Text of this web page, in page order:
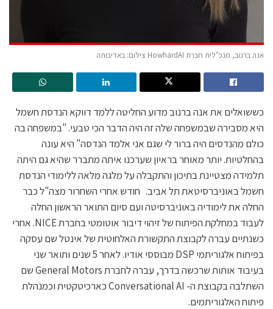
אנה ברנוב, מנכ"לית חברת HowhardAI צילום: באדיבותה
כששואלים את אנה ברנוב מדוע החליטה ללמד דווקא הנדסת חשמל
היא מסבירה שבמשפחה שלה זה היה הדבר הכי טבעי. "במשפחה בה
כולם מהנדסים היה ברור לי שגם אני אלמד הנדסה" היא עונה
בהחלטיות. יותר מאוחר בראיון שערכנו איתה מתברר שהיא גם היתה
תלמידה מצטיינת בתיכון והתקבלה על מלגה מלאה ללימודי הנדסת
חשמל באוניברסיטאת תל אביב. חודש אחרי השחרור מצה"ל כבר
החלה את לימודיה באוניברסיטה ועם סיום התואר הראשון החלה
לעבוד במחלקת הפיתוח של זיהוי דיבור אוטומטי בחברת NICE. אחרי
כשנתיים עברה לקבוצת התקשורת האלחוטית של אינטל שם עסקה
בפיתוח אלגוריתמי DSP מבוססי אודיו. לאחר 5 שנים ותואר שני
בעיבוד אותות שרכשה בדרך, עברה לחברת General Motors שם
השתלבה בקבוצת ה- Conversational AI כארכיטקטית וכמנהלת
פיתוח האלגוריתמים.